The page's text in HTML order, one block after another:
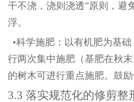
干不浇，浇则浇透”原则，避
浮。
•科学施肥： 以有机肥为基
行两次集中施肥（基肥在秋
的树木可进行重点施肥。鼓
3.3 落实规范化的修剪整